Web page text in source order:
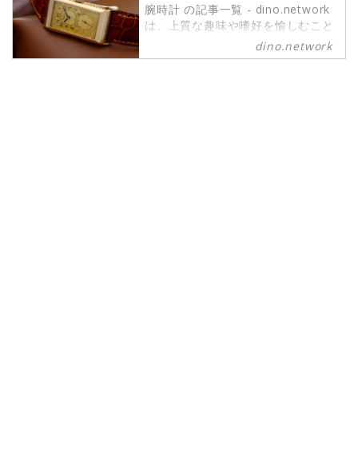
腕時計 の記事一覧 - dino.network
は、上質な趣味や嗜好を愉しむこと
ができるパワーピープルのために、
2019年8月1日に創刊されたライフ
dino.network